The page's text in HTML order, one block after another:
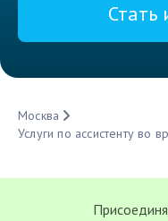
Стать
Москва
Услуги по ассистенту во